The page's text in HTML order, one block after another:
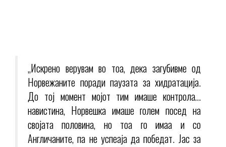
„Искрено верувам во тоа, дека загубивме од
Норвежаните поради паузата за хидратација.
До тој момент мојот тим имаше контрола…
навистина, Норвешка имаше голем посед на
својата половина, но тоа го имаа и со
Англичаните, па не успеаја да победат. Јас за